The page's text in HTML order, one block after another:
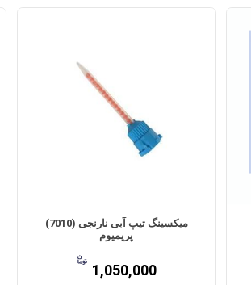
میکسینگ تیپ آبی نارنجی (7010)
پریمیوم
1,050,000